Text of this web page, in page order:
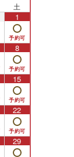
土
1
8
15
22
29